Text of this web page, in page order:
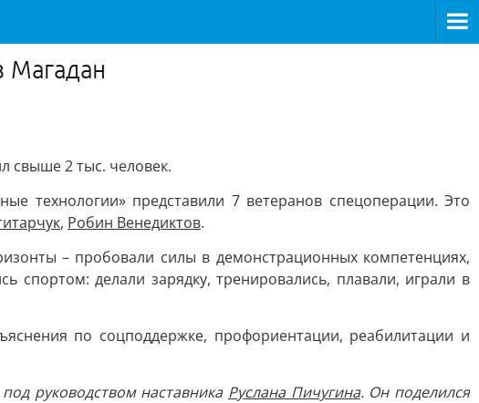
Магадан
свыше 2 тыс. человек.
технологии» представили 7 ветеранов спецоперации. Это
, Робин Венедиктов.
– пробовали силы в демонстрационных компетенциях,
спортом: делали зарядку, тренировались, плавали, играли в
по соцподдержке, профориентации, реабилитации и
руководством наставника Руслана Пичугина. Он поделился